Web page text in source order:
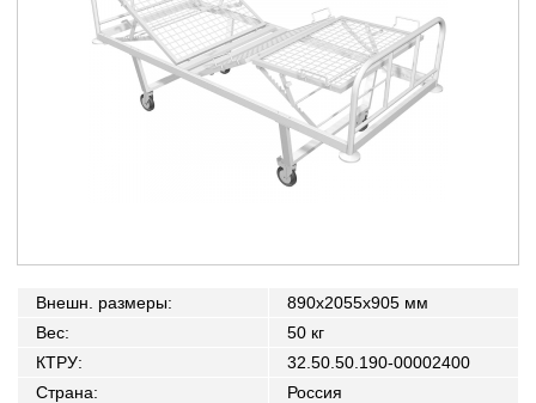
Внешн. размеры:
890x2055x905 мм
Вес:
50 кг
КТРУ:
32.50.50.190-00002400
Страна:
Россия